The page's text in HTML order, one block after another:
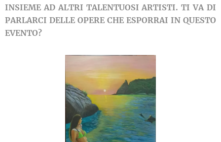
INSIEME AD ALTRI TALENTUOSI ARTISTI. TI VA DI
PARLARCI DELLE OPERE CHE ESPORRAI IN QUESTO
EVENTO?